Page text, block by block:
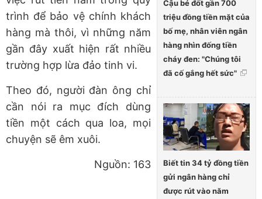
Cậu bé đốt gần 700
triệu đồng tiền mặt của
bố mẹ, nhân viên ngân
hàng nhìn đống tiền
cháy đen: "Chúng tôi
đã cố gắng hết sức"
Biết tin 34 tỷ đồng tiền
gửi ngân hàng chỉ
được rút vào năm
trình để bảo vệ chính khách
hàng mà thôi, vì những năm
gần đây xuất hiện rất nhiều
trường hợp lừa đảo tinh vi.
Theo đó, người đàn ông chỉ
cần nói ra mục đích dùng
tiền một cách qua loa, mọi
chuyện sẽ êm xuôi.
Nguồn: 163